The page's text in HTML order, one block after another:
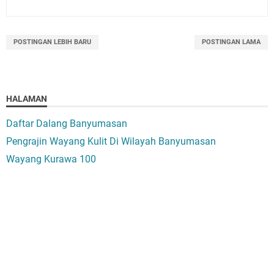
POSTINGAN LEBIH BARU POSTINGAN LAMA
HALAMAN
Daftar Dalang Banyumasan
Pengrajin Wayang Kulit Di Wilayah Banyumasan
Wayang Kurawa 100